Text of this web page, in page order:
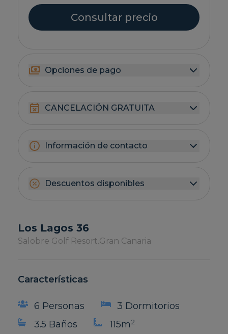
Consultar precio
Opciones de pago
CANCELACIÓN GRATUITA
Información de contacto
Descuentos disponibles
Los Lagos 36
Salobre Golf Resort.Gran Canaria
Características
6 Personas
3 Dormitorios
3.5 Baños
115m2